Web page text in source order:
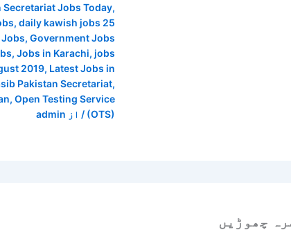
Jobs Today,
, daily kawish jobs 25
Jobs, Government Jobs
, Jobs in Karachi, jobs
2019, Latest Jobs in
Pakistan Secretariat,
, Open Testing Service
(OTS) / از admin
چھوڑیں